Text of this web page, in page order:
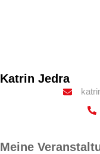
Katrin Jedra
Meine